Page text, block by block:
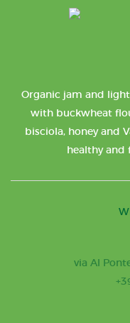
Organic jam and
with buckwheat
bisciola, honey and
healthy and
via Al